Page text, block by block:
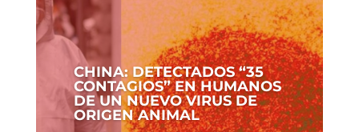
CHINA: DETECTADOS “35
CONTAGIOS” EN HUMANOS
DE UN NUEVO VIRUS DE
ORIGEN ANIMAL